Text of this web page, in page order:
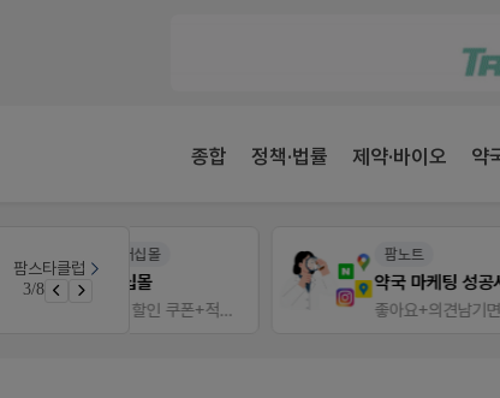
종합 정책·법률 제약·바이오 약
팜스타클럽
3/8 약국 마케팅 성공사례
좋아요+의견남기면 쿠폰 증정